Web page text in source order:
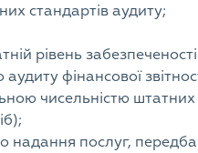
стандартів аудиту;
рівень
аудиту фінансової
чисельністю
надання послуг,